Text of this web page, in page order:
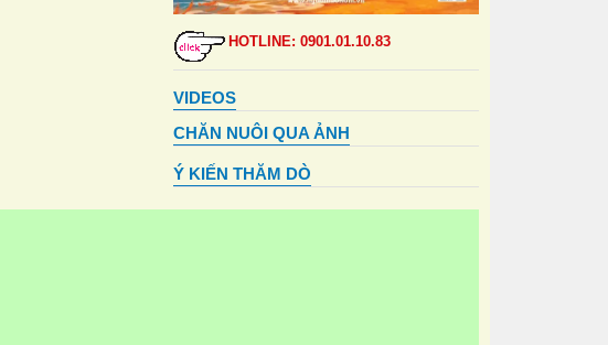
HOTLINE: 0901.01.10.83
VIDEOS
CHĂN NUÔI QUA ẢNH
Ý KIẾN THĂM DÒ